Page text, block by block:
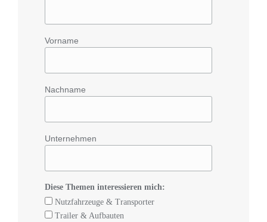
Vorname
Nachname
Unternehmen
Diese Themen interessieren mich:
Nutzfahrzeuge & Transporter
Trailer & Aufbauten